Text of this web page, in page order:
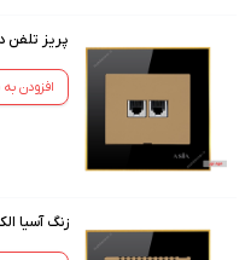
پریز تلفن
افزودن
زنگ آسیا